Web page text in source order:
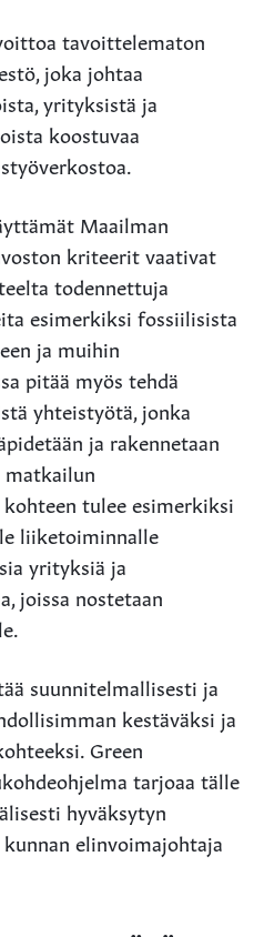
tavoittelematon
joka johtaa
yrityksistä ja
koostuvaa
Maailman
kriteerit vaativat
todennettuja
esimerkiksi fossiilisista
ja muihin
pitää myös tehdä
yhteistyötä, jonka
ja rakennetaan
tulee esimerkiksi
liiketoiminnalle
yrityksiä ja
joissa nostetaan
suunnitelmallisesti ja
kestäväksi ja
Green
tarjoaa tälle
hyväksytyn
kunnan elinvoimajohtaja